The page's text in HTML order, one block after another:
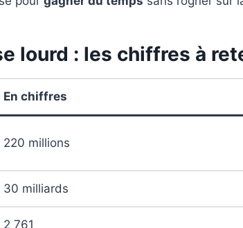
lourd : les chiffres à
En chiffres
220 millions
30 milliards
2 761